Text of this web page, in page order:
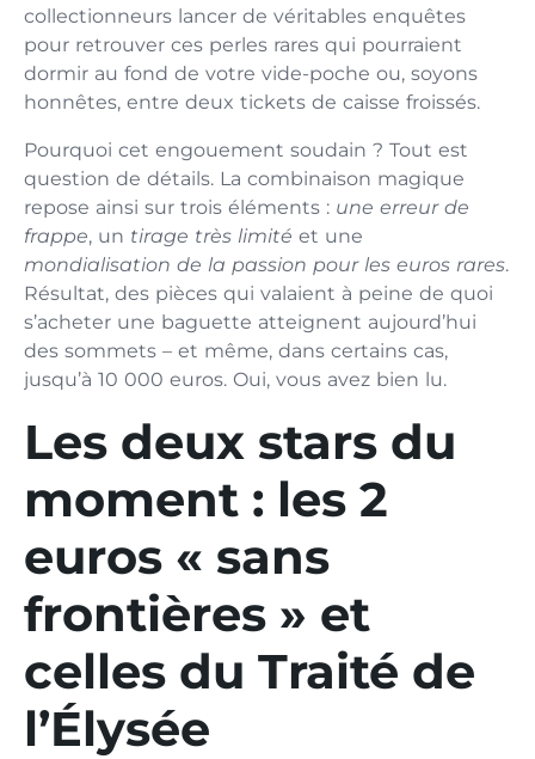
collectionneurs lancer de véritables enquêtes
pour retrouver ces perles rares qui pourraient
dormir au fond de votre vide-poche ou, soyons
honnêtes, entre deux tickets de caisse froissés.
Pourquoi cet engouement soudain ? Tout est
question de détails. La combinaison magique
repose ainsi sur trois éléments : une erreur de
frappe, un tirage très limité et une
mondialisation de la passion pour les euros rares.
Résultat, des pièces qui valaient à peine de quoi
s’acheter une baguette atteignent aujourd’hui
des sommets – et même, dans certains cas,
jusqu’à 10 000 euros. Oui, vous avez bien lu.
Les deux stars du
moment : les 2
euros « sans
frontières » et
celles du Traité de
l’Élysée